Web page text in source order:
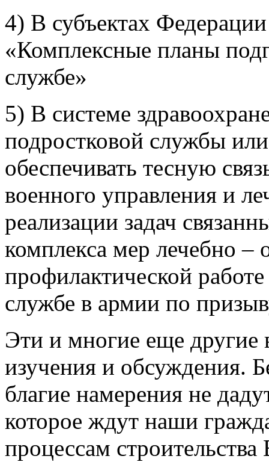
4) В субъектах Федерации
«Комплексные планы
службе»
5) В системе
подростковой службы
обеспечивать тесную
военного управления и
реализации задач
комплекса мер лечебно –
профилактической
службе в армии по
Эти и многие еще другие
изучения и обсуждения.
благие намерения не
которое ждут наши
процессам